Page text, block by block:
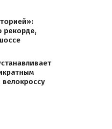
рекорде,